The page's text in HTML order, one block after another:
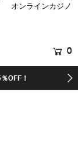
オンラインカジノ
0